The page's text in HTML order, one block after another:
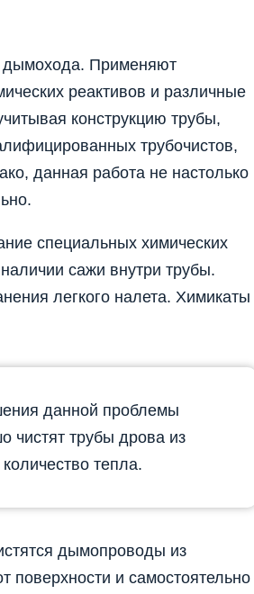
дымохода. Применяют
реактивов и различные
конструкцию трубы,
трубочистов,
данная работа не настолько
специальных химических
сажи внутри трубы.
легкого налета. Химикаты
данной проблемы
чистят трубы дрова из
тепла.
дымопроводы из
поверхности и самостоятельно